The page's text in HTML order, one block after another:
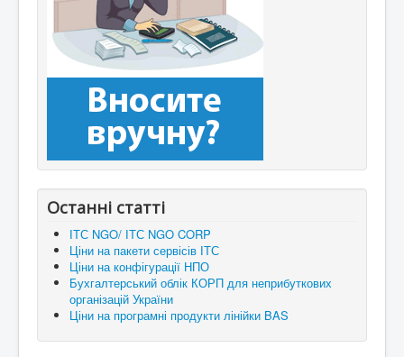
Останні статті
ІТС NGO/ ІТС NGO CORP
Ціни на пакети сервісів ІТС
Ціни на конфігурації НПО
Бухгалтерський облік КОРП для неприбуткових
організацій України
Ціни на програмні продукти лінійки BAS